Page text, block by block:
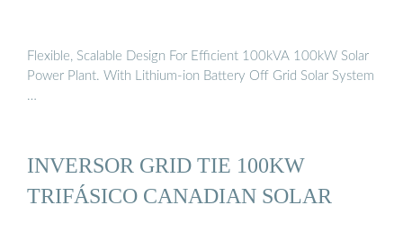
Flexible, Scalable Design For Efficient 100kVA 100kW Solar
Power Plant. With Lithium-ion Battery Off Grid Solar System
…
INVERSOR GRID TIE 100KW
TRIFÁSICO CANADIAN SOLAR